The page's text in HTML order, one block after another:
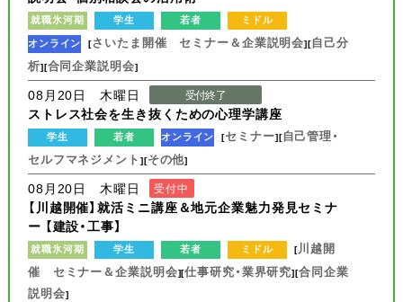
就職氷河期 学生 若者
ミドル
オンライン
[さいたま開催 セミナー＆企業説明会][自己分
析][合同企業説明会]
08月20日 木曜日 受付終了
ストレス社会を生き抜くための心理学講座
学生 若者 オンライン [セミナー][自己管理・
セルフマネジメント ][その他]
08月20日 木曜日 受付中
【川越開催】就活ミニ講座＆地元企業魅力発見セミナ
ー 【建設・工事】
就職氷河期 学生 若者 ミドル [川越開
催 セミナー＆企業説明会][仕事研究・業界研究][合同企業
説明会]